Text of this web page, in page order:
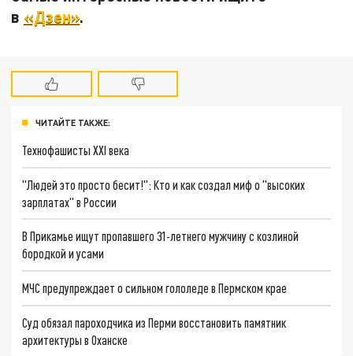
в «Дзен».
ЧИТАЙТЕ ТАКЖЕ:
Технофашисты XXI века
"Людей это просто бесит!": Кто и как создал миф о "высоких
зарплатах" в России
В Прикамье ищут пропавшего 31-летнего мужчину с козлиной
бородкой и усами
МЧС предупреждает о сильном гололеде в Пермском крае
Суд обязал пароходчика из Перми восстановить памятник
архитектуры в Оханске